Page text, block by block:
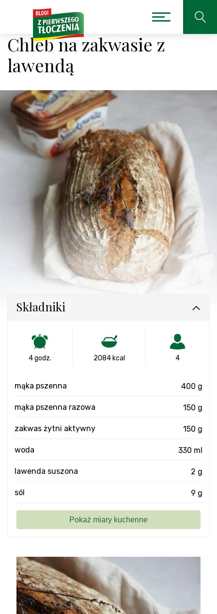
Chleb na zakwasie z
lawendą
Składniki
4 godz. 2084 kcal 4
mąka pszenna 400 g
mąka pszenna razowa 150 g
zakwas żytni aktywny 150 g
woda 330 ml
lawenda suszona 2 g
sól 9 g